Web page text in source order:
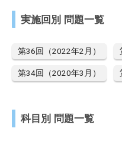
実施回別 問題一覧
第36回（2022年2月）
第34回（2020年3月）
科目別 問題一覧